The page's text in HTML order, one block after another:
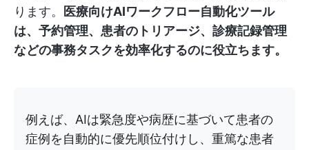
ります。
医療向けAIワークフロー自動化ツール
は、予約管理、患者のトリアージ、診療記録管理
などの事務タスクを効率化するのに役立ちます。
例えば、AIは緊急度や病歴に基づいて患者の
症例を自動的に優先順位付けし、重篤な患者